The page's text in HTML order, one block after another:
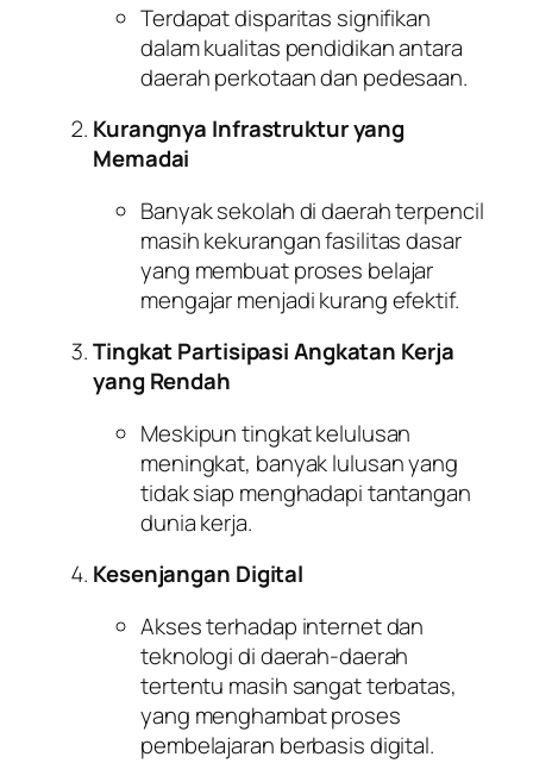
Terdapat disparitas signifikan
dalam kualitas pendidikan antara
daerah perkotaan dan pedesaan.
Kurangnya Infrastruktur yang
Memadai
Banyak sekolah di daerah terpencil
masih kekurangan fasilitas dasar
yang membuat proses belajar
mengajar menjadi kurang efektif.
Tingkat Partisipasi Angkatan Kerja
yang Rendah
Meskipun tingkat kelulusan
meningkat, banyak lulusan yang
tidak siap menghadapi tantangan
dunia kerja.
Kesenjangan Digital
Akses terhadap internet dan
teknologi di daerah-daerah
tertentu masih sangat terbatas,
yang menghambat proses
pembelajaran berbasis digital.